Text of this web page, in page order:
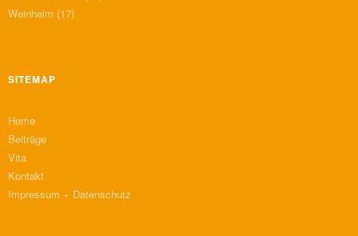
Weinheim (17)
SITEMAP
Home
Beiträge
Vita
Kontakt
Impressum + Datenschutz